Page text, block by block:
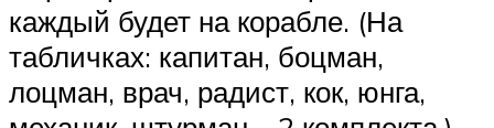
каждый будет на корабле. (На
табличках: капитан, боцман,
лоцман, врач, радист, кок, юнга,